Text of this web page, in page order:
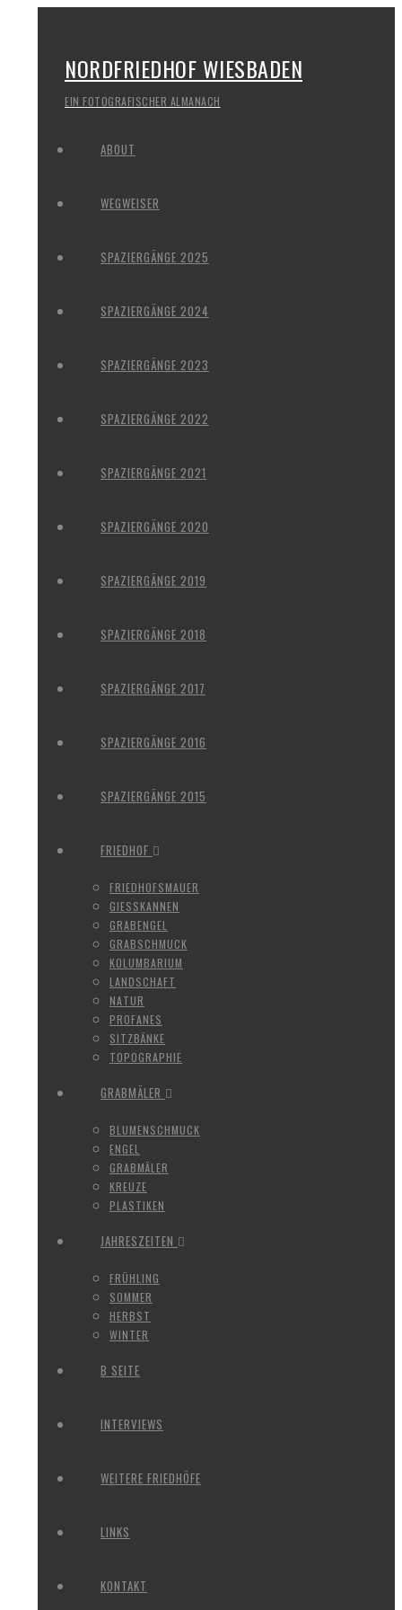
NORDFRIEDHOF WIESBADEN
EIN FOTOGRAFISCHER ALMANACH
ABOUT
WEGWEISER
SPAZIERGÄNGE 2025
SPAZIERGÄNGE 2024
SPAZIERGÄNGE 2023
SPAZIERGÄNGE 2022
SPAZIERGÄNGE 2021
SPAZIERGÄNGE 2020
SPAZIERGÄNGE 2019
SPAZIERGÄNGE 2018
SPAZIERGÄNGE 2017
SPAZIERGÄNGE 2016
SPAZIERGÄNGE 2015
FRIEDHOF
FRIEDHOFSMAUER
GIESSKANNEN
GRABENGEL
GRABSCHMUCK
KOLUMBARIUM
LANDSCHAFT
NATUR
PROFANES
SITZBÄNKE
TOPOGRAPHIE
GRABMÄLER
BLUMENSCHMUCK
ENGEL
GRABMÄLER
KREUZE
PLASTIKEN
JAHRESZEITEN
FRÜHLING
SOMMER
HERBST
WINTER
B SEITE
INTERVIEWS
WEITERE FRIEDHÖFE
LINKS
KONTAKT